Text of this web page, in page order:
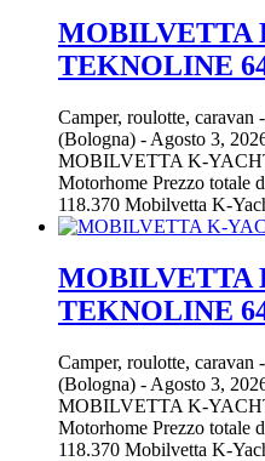
MOBILVETTA
TEKNOLINE
Camper, roulotte, caravan -
(Bologna) - Agosto 3,
MOBILVETTA K-
Motorhome Prezzo totale
118.370 Mobilvetta K-
MOBILVETTA
TEKNOLINE
Camper, roulotte, caravan -
(Bologna) - Agosto 3,
MOBILVETTA K-
Motorhome Prezzo totale
118.370 Mobilvetta K-